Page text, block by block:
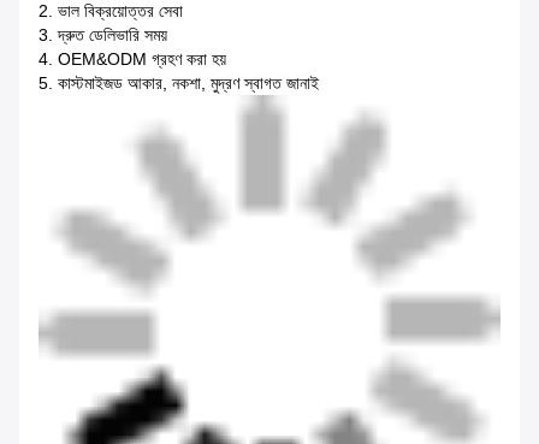
2. ভাল বিক্রয়োত্তর সেবা
3. দ্রুত ডেলিভারি সময়
4. OEM&ODM গ্রহণ করা হয়
5. কাস্টমাইজড আকার, নকশা, মুদ্রণ স্বাগত জানাই